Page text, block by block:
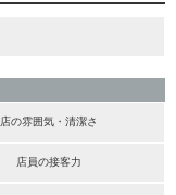
店の雰囲気・清潔さ
店員の接客力